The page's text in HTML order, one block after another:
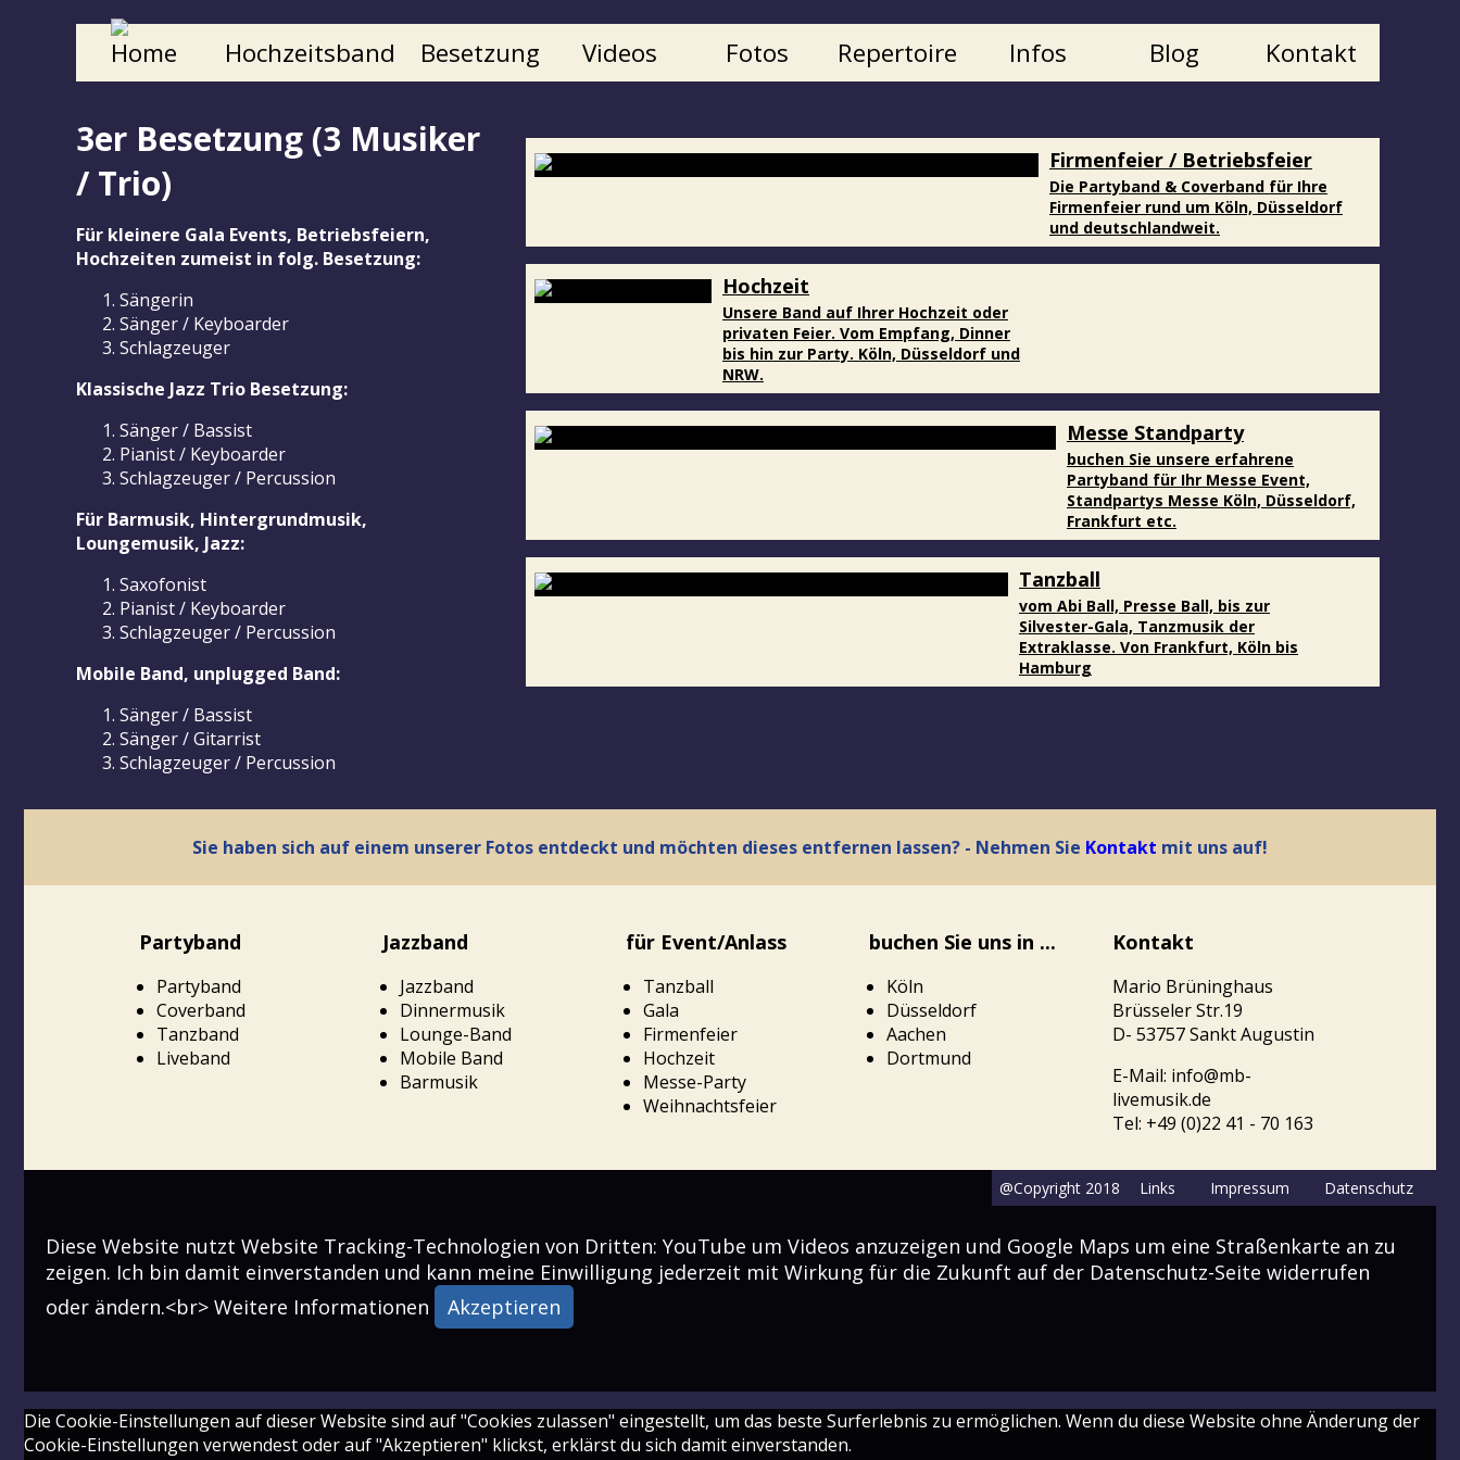
Home Hochzeitsband Besetzung Videos Fotos Repertoire Infos Blog Kontakt
Firmenfeier / Betriebsfeier
Die Partyband & Coverband für Ihre
Firmenfeier rund um Köln, Düsseldorf
und deutschlandweit.
Hochzeit
Unsere Band auf Ihrer Hochzeit oder
privaten Feier. Vom Empfang, Dinner
bis hin zur Party. Köln, Düsseldorf und
NRW.
Messe Standparty
buchen Sie unsere erfahrene
Partyband für Ihr Messe Event,
Standpartys Messe Köln, Düsseldorf,
Frankfurt etc.
Tanzball
vom Abi Ball, Presse Ball, bis zur
Silvester-Gala, Tanzmusik der
Extraklasse. Von Frankfurt, Köln bis
Hamburg
3er Besetzung (3 Musiker
/ Trio)
Für kleinere Gala Events, Betriebsfeiern,
Hochzeiten zumeist in folg. Besetzung:
Sängerin
Sänger / Keyboarder
Schlagzeuger
Klassische Jazz Trio Besetzung:
Sänger / Bassist
Pianist / Keyboarder
Schlagzeuger / Percussion
Für Barmusik, Hintergrundmusik,
Loungemusik, Jazz:
Saxofonist
Pianist / Keyboarder
Schlagzeuger / Percussion
Mobile Band, unplugged Band:
Sänger / Bassist
Sänger / Gitarrist
Schlagzeuger / Percussion
Sie haben sich auf einem unserer Fotos entdeckt und möchten dieses entfernen lassen? - Nehmen Sie Kontakt mit uns auf!
Partyband
Partyband
Coverband
Tanzband
Liveband
Jazzband
Jazzband
Dinnermusik
Lounge-Band
Mobile Band
Barmusik
für Event/Anlass
Tanzball
Gala
Firmenfeier
Hochzeit
Messe-Party
Weihnachtsfeier
buchen Sie uns in ...
Köln
Düsseldorf
Aachen
Dortmund
Kontakt
Mario Brüninghaus
Brüsseler Str.19
D- 53757 Sankt Augustin
E-Mail: info@mb-
livemusik.de
Tel: +49 (0)22 41 - 70 163
@Copyright 2018 Links Impressum Datenschutz
Diese Website nutzt Website Tracking-Technologien von Dritten: YouTube um Videos anzuzeigen und Google Maps um eine Straßenkarte an zu
zeigen. Ich bin damit einverstanden und kann meine Einwilligung jederzeit mit Wirkung für die Zukunft auf der Datenschutz-Seite widerrufen
oder ändern.<br> Weitere Informationen Akzeptieren
Die Cookie-Einstellungen auf dieser Website sind auf "Cookies zulassen" eingestellt, um das beste Surferlebnis zu ermöglichen. Wenn du diese Website ohne Änderung der
Cookie-Einstellungen verwendest oder auf "Akzeptieren" klickst, erklärst du sich damit einverstanden.